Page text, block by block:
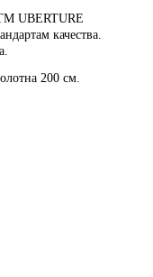
UBERTURE
качества.
200 см.